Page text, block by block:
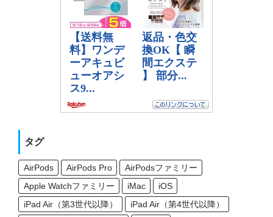
タグ
AirPods AirPods Pro
AirPodsファミリー
Apple Watchファミリー
iMac
iOS
iPad Air（第3世代以降）
iPad Air（第4世代以降）